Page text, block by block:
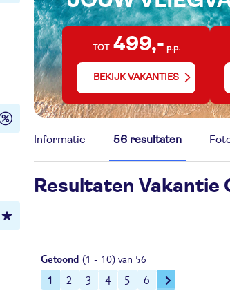
TOT 499,- p.p.
BEKIJK VAKANTIES
Informatie 56 resultaten
Resultaten Vakantie
Getoond (1 - 10) van 56
1 2 3 4 5 6